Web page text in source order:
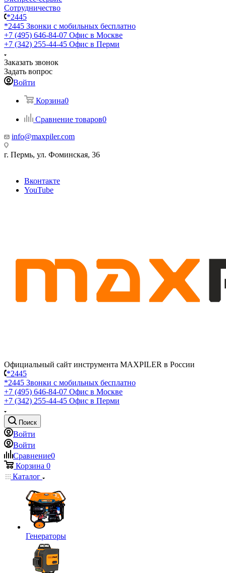
Сотрудничество
*2445
*2445 Звонки с мобильных бесплатно
+7 (495) 646-84-07 Офис в Москве
+7 (342) 255-44-45 Офис в Перми
Заказать звонок
Задать вопрос
Войти
Корзина0
Сравнение товаров0
info@maxpiler.com
г. Пермь, ул. Фоминская, 36
Вконтакте
YouTube
Официальный сайт инструмента MAXPILER в России
*2445
*2445 Звонки с мобильных бесплатно
+7 (495) 646-84-07 Офис в Москве
+7 (342) 255-44-45 Офис в Перми
Поиск
Войти
Войти
Сравнение0
Корзина 0
Каталог
Генераторы